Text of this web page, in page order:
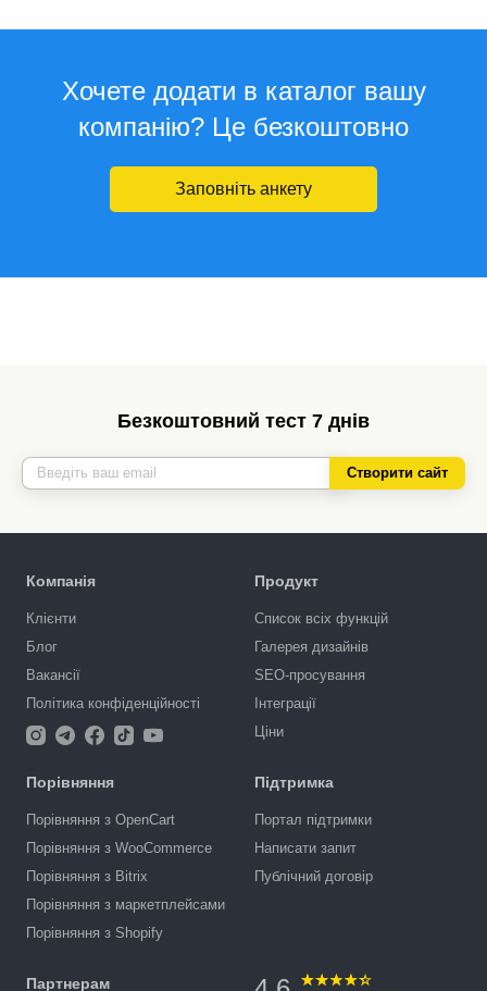
Хочете додати в каталог вашу
компанію? Це безкоштовно
Заповніть анкету
Безкоштовний тест 7 днів
Створити сайт
Компанія
Клієнти
Блог
Вакансії
Політика конфіденційності
Продукт
Список всіх функцій
Галерея дизайнів
SEO-просування
Інтеграції
Ціни
Порівняння
Порівняння з OpenCart
Порівняння з WooCommerce
Порівняння з Bitrix
Порівняння з маркетплейсами
Порівняння з Shopify
Підтримка
Портал підтримки
Написати запит
Публічний договір
Партнерам